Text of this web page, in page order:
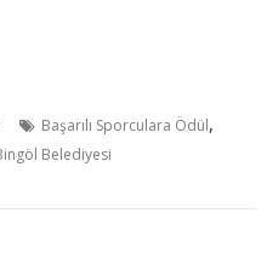
Başarılı Sporculara Ödül,
Belediyesi